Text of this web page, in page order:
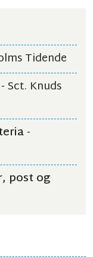
Tidende
- Sct. Knuds
-
post og